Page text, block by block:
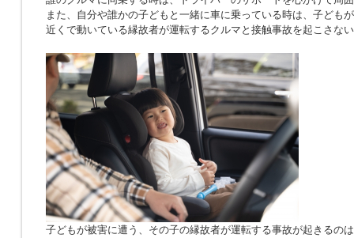
また、自分や誰かの子どもと一緒に車に乗っている時は、子ども
近くで動いている縁故者が運転するクルマと接触事故を起こさな
子どもが被害に遭う、その子の縁故者が運転する事故が起きるの